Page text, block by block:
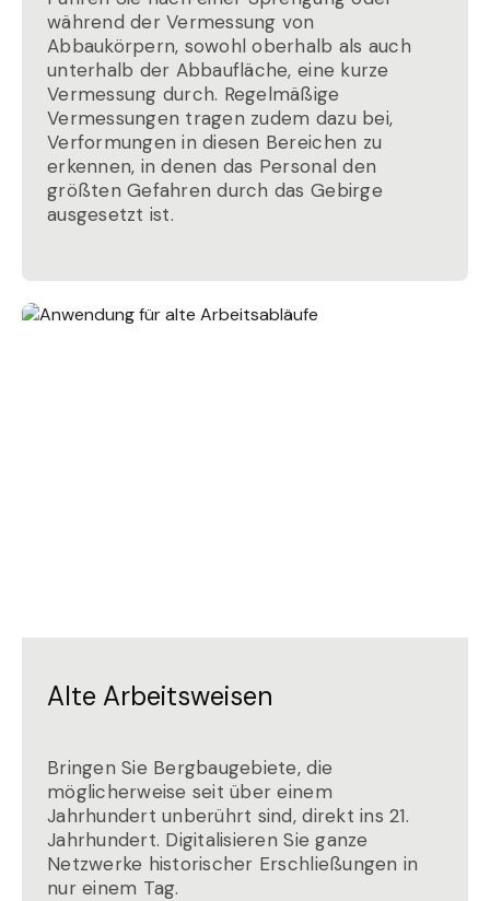
während der Vermessung von
Abbaukörpern, sowohl oberhalb als auch
unterhalb der Abbaufläche, eine kurze
Vermessung durch. Regelmäßige
Vermessungen tragen zudem dazu bei,
Verformungen in diesen Bereichen zu
erkennen, in denen das Personal den
größten Gefahren durch das Gebirge
ausgesetzt ist.
Alte Arbeitsweisen
Bringen Sie Bergbaugebiete, die
möglicherweise seit über einem
Jahrhundert unberührt sind, direkt ins 21.
Jahrhundert. Digitalisieren Sie ganze
Netzwerke historischer Erschließungen in
nur einem Tag.